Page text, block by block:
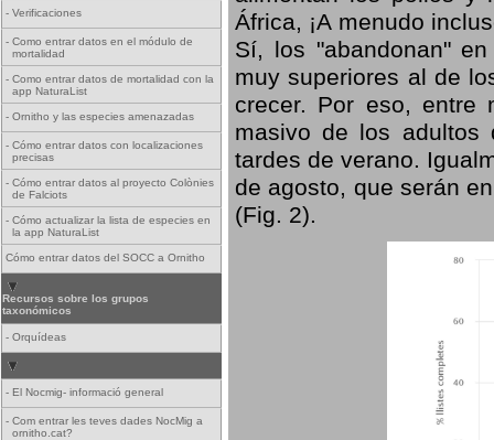
- Verificaciones
- Como entrar datos en el módulo de
mortalidad
- Como entrar datos de mortalidad con la
app NaturaList
- Ornitho y las especies amenazadas
- Cómo entrar datos con localizaciones
precisas
- Cómo entrar datos al proyecto Colònies
de Falciots
- Cómo actualizar la lista de especies en
la app NaturaList
Cómo entrar datos del SOCC a Ornitho
Recursos sobre los grupos
taxonómicos
- Orquídeas
- El Nocmig- informació general
- Com entrar les teves dades NocMig a
ornitho.cat?
África, ¡A menudo
Sí, los "abandonan"
muy superiores al de
crecer. Por eso, entre
masivo de los adultos
tardes de verano.
de agosto, que serán
(Fig. 2).